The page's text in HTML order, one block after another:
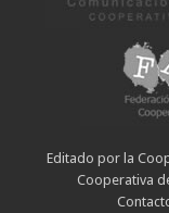
Editado por la
Cooperativa